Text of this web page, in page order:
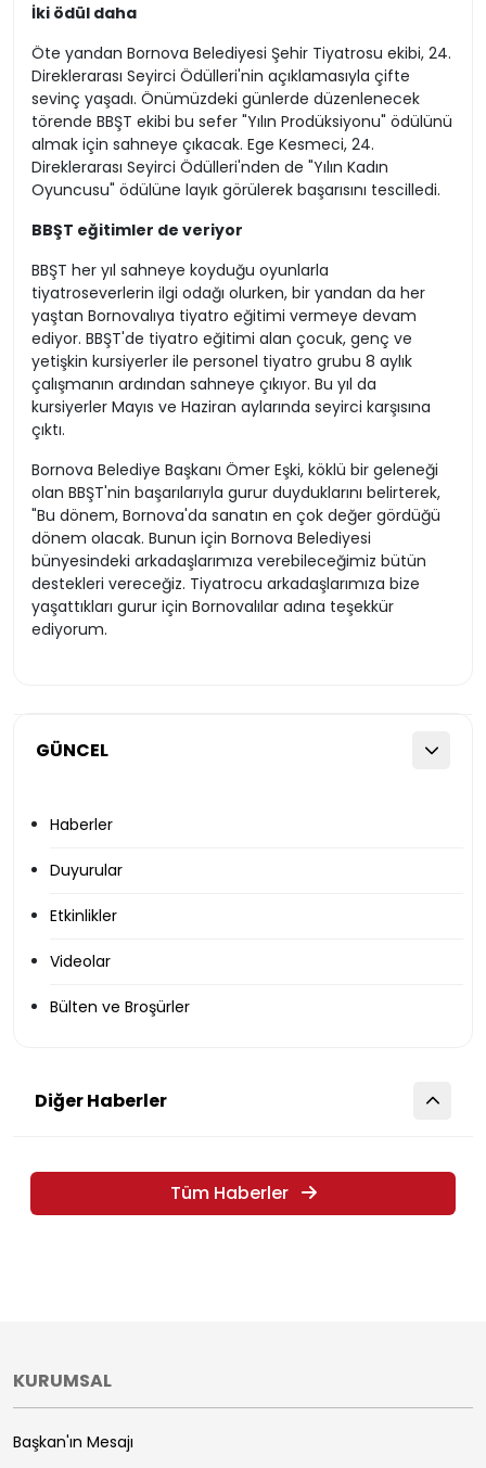
GÜNCEL
Haberler
Duyurular
Etkinlikler
Videolar
Bülten ve Broşürler
İki ödül daha
Öte yandan Bornova Belediyesi Şehir Tiyatrosu ekibi, 24.
Direklerarası Seyirci Ödülleri'nin açıklamasıyla çifte
sevinç yaşadı. Önümüzdeki günlerde düzenlenecek
törende BBŞT ekibi bu sefer "Yılın Prodüksiyonu" ödülünü
almak için sahneye çıkacak. Ege Kesmeci, 24.
Direklerarası Seyirci Ödülleri'nden de "Yılın Kadın
Oyuncusu" ödülüne layık görülerek başarısını tescilledi.
BBŞT eğitimler de veriyor
BBŞT her yıl sahneye koyduğu oyunlarla
tiyatroseverlerin ilgi odağı olurken, bir yandan da her
yaştan Bornovalıya tiyatro eğitimi vermeye devam
ediyor. BBŞT'de tiyatro eğitimi alan çocuk, genç ve
yetişkin kursiyerler ile personel tiyatro grubu 8 aylık
çalışmanın ardından sahneye çıkıyor. Bu yıl da
kursiyerler Mayıs ve Haziran aylarında seyirci karşısına
çıktı.
Bornova Belediye Başkanı Ömer Eşki, köklü bir geleneği
olan BBŞT'nin başarılarıyla gurur duyduklarını belirterek,
"Bu dönem, Bornova'da sanatın en çok değer gördüğü
dönem olacak. Bunun için Bornova Belediyesi
bünyesindeki arkadaşlarımıza verebileceğimiz bütün
destekleri vereceğiz. Tiyatrocu arkadaşlarımıza bize
yaşattıkları gurur için Bornovalılar adına teşekkür
ediyorum.
Diğer Haberler
Tüm Haberler
KURUMSAL
Başkan'ın Mesajı